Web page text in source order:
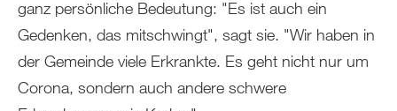
ganz persönliche Bedeutung: "Es ist auch ein
Gedenken, das mitschwingt", sagt sie. "Wir haben in
der Gemeinde viele Erkrankte. Es geht nicht nur um
Corona, sondern auch andere schwere